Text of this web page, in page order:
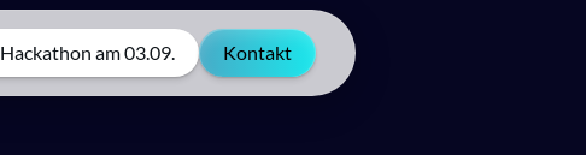
Hackathon am 03.09. Kontakt